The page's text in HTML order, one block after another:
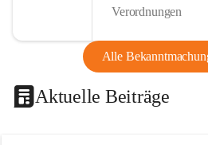
Verordnungen
Alle
Aktuelle Beiträge